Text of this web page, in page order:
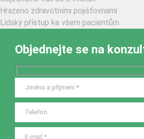
Hrazeno zdravotními pojišťovnami
Lidský přístup ke všem pacientům
Objednejte se na